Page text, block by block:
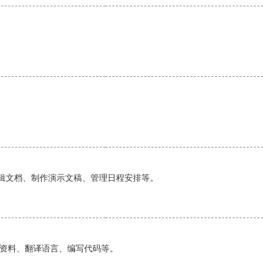
档、制作演示文稿、管理日程安排等。
料、翻译语言、编写代码等。